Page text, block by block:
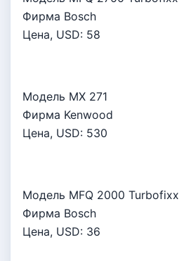
Фирма Bosch
Цена, USD: 58
Модель MX 271
Фирма Kenwood
Цена, USD: 530
Модель MFQ 2000 Turbofixx
Фирма Bosch
Цена, USD: 36